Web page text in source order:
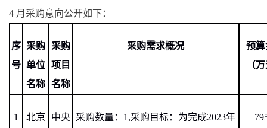
4 月采购意向公开如下：
序
号
采购
单位
名称
采购
项目
名称
采购需求概况
预
（
1
北京
中央 采购数量： 1,采购目标：为完成2023年